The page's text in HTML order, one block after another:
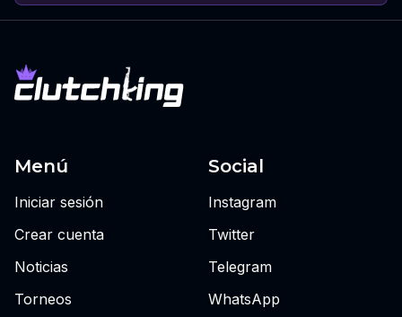
Menú
Iniciar sesión
Crear cuenta
Noticias
Torneos
Social
Instagram
Twitter
Telegram
WhatsApp